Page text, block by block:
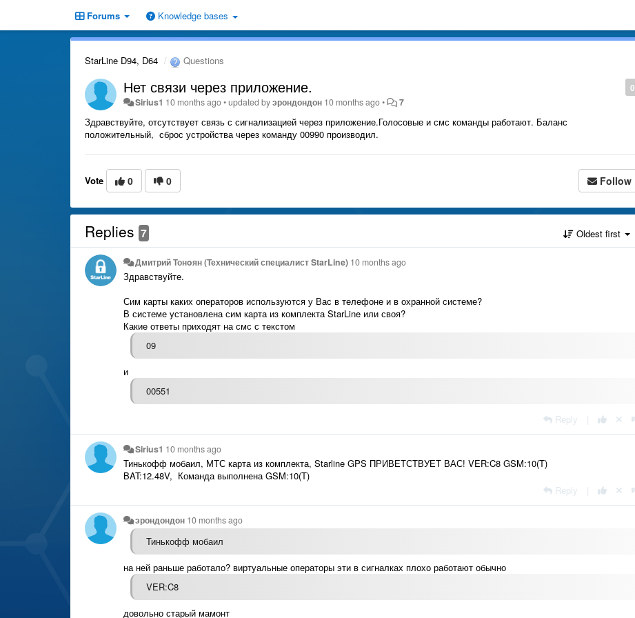
Forums Knowledge bases
StarLine D94, D64 Questions
0
Нет связи через приложение.
Sirius1 10 months ago•updated byэрондондон 10 months ago• 7
Здравствуйте, отсутствует связь с сигнализацией через приложение.Голосовые и смс команды работают. Баланс
положительный, сброс устройства через команду 00990 производил.
Vote 0 0 Follow
Replies 7 Oldest first
Дмитрий Тонoян (Технический специалист StarLine) 10 months ago
Здравствуйте.
Сим карты каких операторов используются у Вас в телефоне и в охранной системе?
В системе установлена сим карта из комплекта StarLine или своя?
Какие ответы приходят на смс с текстом
09
и
00551
Reply
Sirius1 10 months ago
Тинькофф мобаил, МТС карта из комплекта, Starline GPS ПРИВЕТСТВУЕТ ВАС! VER:C8 GSM:10(T)
BAT:12.48V, Команда выполнена GSM:10(T)
Reply
эрондондон 10 months ago
Тинькофф мобаил
на ней раньше работало? виртуальные операторы эти в сигналках плохо работают обычно
VER:C8
довольно старый мамонт